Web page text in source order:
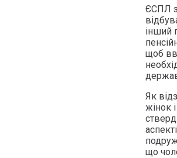
ЄСПЛ
інший
щоб
Як
жінок
що